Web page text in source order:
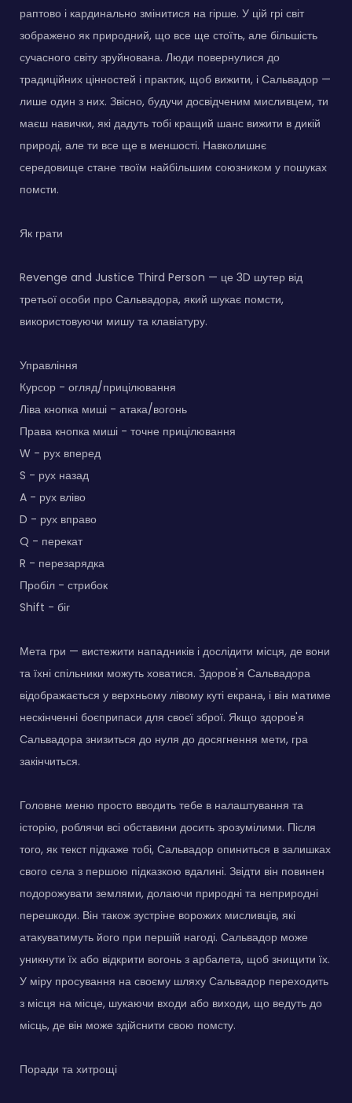
раптово і кардинально змінитися на гірше. У цій грі світ
зображено як природний, що все ще стоїть, але більшість
сучасного світу зруйнована. Люди повернулися до
традиційних цінностей і практик, щоб вижити, і Сальвадор —
лише один з них. Звісно, будучи досвідченим мисливцем, ти
маєш навички, які дадуть тобі кращий шанс вижити в дикій
природі, але ти все ще в меншості. Навколишнє
середовище стане твоїм найбільшим союзником у пошуках
помсти.
Як грати
Revenge and Justice Third Person — це 3D шутер від
третьої особи про Сальвадора, який шукає помсти,
використовуючи мишу та клавіатуру.
Управління
Курсор - огляд/прицілювання
Ліва кнопка миші - атака/вогонь
Права кнопка миші - точне прицілювання
W - рух вперед
S - рух назад
A - рух вліво
D - рух вправо
Q - перекат
R - перезарядка
Пробіл - стрибок
Shift - біг
Мета гри — вистежити нападників і дослідити місця, де вони
та їхні спільники можуть ховатися. Здоров'я Сальвадора
відображається у верхньому лівому куті екрана, і він матиме
нескінченні боєприпаси для своєї зброї. Якщо здоров'я
Сальвадора знизиться до нуля до досягнення мети, гра
закінчиться.
Головне меню просто вводить тебе в налаштування та
історію, роблячи всі обставини досить зрозумілими. Після
того, як текст підкаже тобі, Сальвадор опиниться в залишках
свого села з першою підказкою вдалині. Звідти він повинен
подорожувати землями, долаючи природні та неприродні
перешкоди. Він також зустріне ворожих мисливців, які
атакуватимуть його при першій нагоді. Сальвадор може
уникнути їх або відкрити вогонь з арбалета, щоб знищити їх.
У міру просування на своєму шляху Сальвадор переходить
з місця на місце, шукаючи входи або виходи, що ведуть до
місць, де він може здійснити свою помсту.
Поради та хитрощі